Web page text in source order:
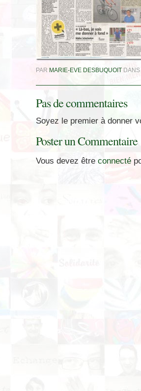
PAR MARIE-EVE DESBUQUOITDANS
Pas de commentaires
Soyez le premier à donner
Poster un Commentaire
Vous devez être connecté